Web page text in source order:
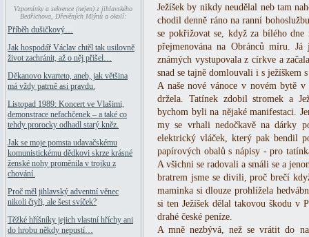
Vzpomínky a sekvence (nejen) z jihlavského
Bedřichova, Dřevěných Mlýnů a okolí:
Příběh dušičkový…
Jak hospodář Václav chtěl tak usilovně
život zachránit, až o něj přišel…
Děkanovo kvarteto, aneb, jak většina
má vždy patrně asi pravdu.
Listopad 1989: Koncert ve Vlašimi,
demonstrace nefachčenek – a také co
tehdy prorocky odhadl starý kněz.
Jak se moje pomsta udavačskému
komunistickému dědkovi skrze krásné
ženské nohy proměnila v trojku z
chování.
Proč měl jihlavský adventní věnec
nikoli čtyři, ale šest svíček?
Těžké hříšníky jejich vlastní hříchy ani
do hrobu někdy nepustí…
Ježíšek by nikdy neudělal neb tam
chodil denně ráno na ranní
se pokřižovat se, když za bílého
přejmenována na Obránců míru.
známých vystupovala z církve a
snad se tajně domlouvali i s ježíškem
A naše nové vánoce v novém bytě
držela. Tatínek zdobil stromek a
bychom byli na nějaké manifestaci.
my se vrhali nedočkavě na dárky
elektrický vláček, který pak bendil
papírových obalů s nápisy - pro
A všichni se radovali a smáli se a
bratrem jsme se divili, proč brečí
maminka si dlouze prohlížela
si ten Ježíšek dělal takovou škodu v
drahé české peníze.
A mně nezbývá, než se vrátit do